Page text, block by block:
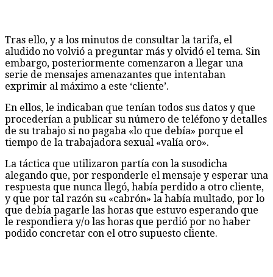
Tras ello, y a los minutos de consultar la tarifa, el
aludido no volvió a preguntar más y olvidó el tema. Sin
embargo, posteriormente comenzaron a llegar una
serie de mensajes amenazantes que intentaban
exprimir al máximo a este ‘cliente’.
En ellos, le indicaban que tenían todos sus datos y que
procederían a publicar su número de teléfono y detalles
de su trabajo si no pagaba «lo que debía» porque el
tiempo de la trabajadora sexual «valía oro».
La táctica que utilizaron partía con la susodicha
alegando que, por responderle el mensaje y esperar una
respuesta que nunca llegó, había perdido a otro cliente,
y que por tal razón su «cabrón» la había multado, por lo
que debía pagarle las horas que estuvo esperando que
le respondiera y/o las horas que perdió por no haber
podido concretar con el otro supuesto cliente.